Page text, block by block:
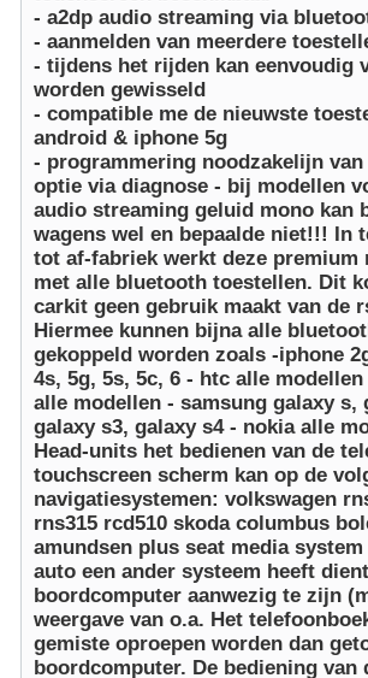
- a2dp audio streaming via
- aanmelden van meerdere
- tijdens het rijden kan eenvoudig
worden gewisseld
- compatible me de nieuwste
android & iphone 5g
- programmering noodzakelijn
optie via diagnose - bij modellen
audio streaming geluid mono kan
wagens wel en bepaalde niet!!! In
tot af-fabriek werkt deze premium
met alle bluetooth toestellen. Dit
carkit geen gebruik maakt van de
Hiermee kunnen bijna alle
gekoppeld worden zoals -iphone
4s, 5g, 5s, 5c, 6 - htc alle
alle modellen - samsung galaxy s,
galaxy s3, galaxy s4 - nokia alle
Head-units het bedienen van de
touchscreen scherm kan op de
navigatiesystemen: volkswagen
rns315 rcd510 skoda columbus
amundsen plus seat media
auto een ander systeem heeft
boordcomputer aanwezig te zijn
weergave van o.a. Het
gemiste oproepen worden dan
boordcomputer. De bediening van